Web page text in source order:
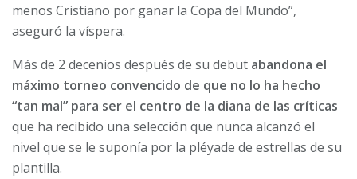
menos Cristiano por ganar la Copa del Mundo”,
aseguró la víspera.
Más de 2 decenios después de su debut abandona el
máximo torneo convencido de que no lo ha hecho
“tan mal” para ser el centro de la diana de las críticas
que ha recibido una selección que nunca alcanzó el
nivel que se le suponía por la pléyade de estrellas de su
plantilla.